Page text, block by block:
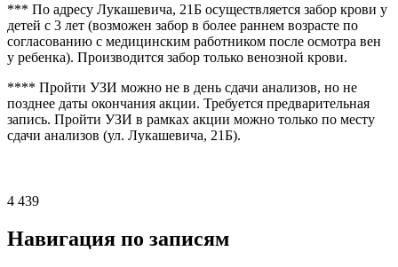
*** По адресу Лукашевича, 21Б осуществляется забор крови у
детей с 3 лет (возможен забор в более раннем возрасте по
согласованию с медицинским работником после осмотра вен
у ребенка). Производится забор только венозной крови.
**** Пройти УЗИ можно не в день сдачи анализов, но не
позднее даты окончания акции. Требуется предварительная
запись. Пройти УЗИ в рамках акции можно только по месту
сдачи анализов (ул. Лукашевича, 21Б).
4 439
Навигация по записям